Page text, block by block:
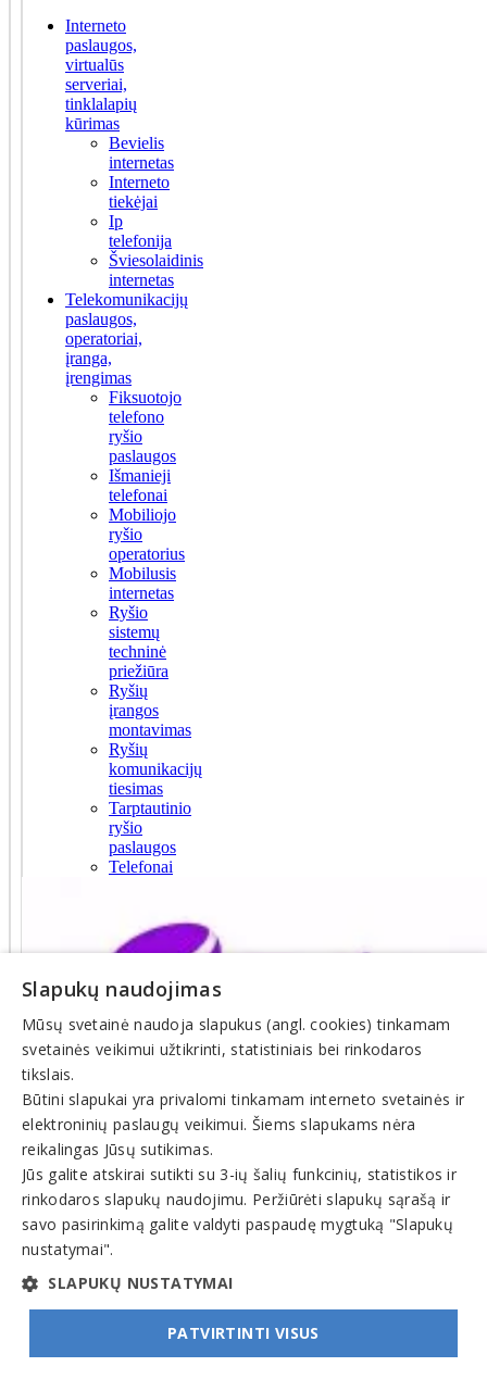
Interneto
paslaugos,
virtualūs
serveriai,
tinklalapių
kūrimas
Bevielis
internetas
Interneto
tiekėjai
Ip
telefonija
Šviesolaidinis
internetas
Telekomunikacijų
paslaugos,
operatoriai,
įranga,
įrengimas
Fiksuotojo
telefono
ryšio
paslaugos
Išmanieji
telefonai
Mobiliojo
ryšio
operatorius
Mobilusis
internetas
Ryšio
sistemų
techninė
priežiūra
Ryšių
įrangos
montavimas
Ryšių
komunikacijų
tiesimas
Tarptautinio
ryšio
paslaugos
Telefonai
TELIA
LIETUVA,
AB
salonas
g.
18,
(PC
OZAS),
08243,
Slapukų naudojimas
Mūsų svetainė naudoja slapukus (angl. cookies) tinkamam
svetainės veikimui užtikrinti, statistiniais bei rinkodaros
tikslais.
Būtini slapukai yra privalomi tinkamam interneto svetainės ir
elektroninių paslaugų veikimui. Šiems slapukams nėra
reikalingas Jūsų sutikimas.
Jūs galite atskirai sutikti su 3-ių šalių funkcinių, statistikos ir
rinkodaros slapukų naudojimu. Peržiūrėti slapukų sąrašą ir
savo pasirinkimą galite valdyti paspaudę mygtuką "Slapukų
nustatymai".
SLAPUKŲ NUSTATYMAI
PATVIRTINTI VISUS